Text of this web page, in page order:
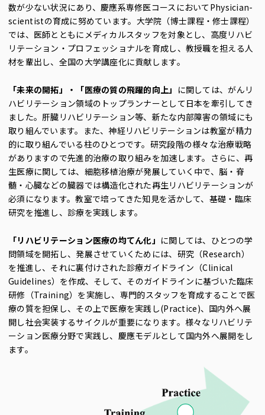
数が少ない状況にあり、慶應系専修医コースにおいてPhysician-
scientistの育成に努めています。大学院（博士課程・修士課程）
では、医師とともにメディカルスタッフを対象とし、高度リハビ
リテーション・プロフェッショナルを育成し、教授職を担える人
材を輩出し、全国の大学講座化に貢献します。
「未来の開拓」・「医療の質の飛躍的向上」 に関しては、がんリ
ハビリテーション領域のトップランナーとして日本を牽引してき
ました。肝臓リハビリテーション等、新たな内部障害の領域にも
取り組んでいます。また、神経リハビリテーションは教室が精力
的に取り組んでいる柱のひとつです。研究段階の様々な治療戦略
がありますので先進的治療の取り組みを加速します。さらに、再
生医療に関しては、細胞移植治療が発展していく中で、脳・脊
髄・心臓などの臓器では構造化された再生リハビリテーションが
必須になります。教室で培ってきた知見を活かして、基礎・臨床
研究を推進し、診療を実践します。
「リハビリテーション医療の均てん化」 に関しては、ひとつの学
問領域を開拓し、発展させていくためには、研究（Research）
を推進し、それに裏付けされた診療ガイドライン（Clinical
Guidelines）を作成、そして、そのガイドラインに基づいた臨床
研修（Training）を実施し、専門的スタッフを育成することで医
療の質を担保し、その上で医療を実践し(Practice)、国内外へ展
開し社会実装するサイクルが重要になります。様々なリハビリテ
ーション医療分野で実践し、慶應モデルとして国内外へ展開をし
ます。